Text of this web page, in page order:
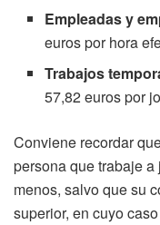
Empleadas y
euros por hora
Trabajos
57,82 euros por
Conviene recordar
persona que trabaje
menos, salvo que su
superior, en cuyo